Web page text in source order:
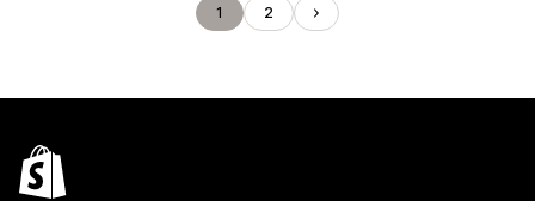
1 2